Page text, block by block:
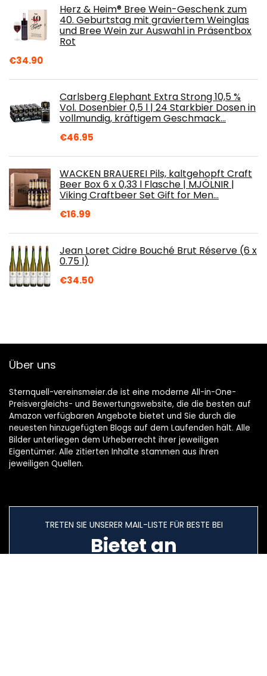
Herz & Heim® Bree Wein-Geschenk zum
40. Geburtstag mit graviertem Weinglas
und Bree Wein zur Auswahl in Präsentbox
Rot
€34.90
Carlsberg Elephant Extra Strong 10,5 %
Vol. Dosenbier 0,5 l | 24 Starkbier Dosen in
vollmundig, kräftigem Geschmack…
€46.95
WACKEN BRAUEREI Pils, kaltgehopft Craft
Beer Box 6 x 0,33 l Flasche | MJÖLNIR |
Viking Craftbeer Set Gift for Men…
€16.99
Jean Loret Cidre Bouché Brut Réserve (6 x
0.75 l)
€34.50
Über uns
Sternquell-vereinsmeier.de ist eine moderne All-in-One-
Preisvergleichs- und Bewertungswebsite, die die besten auf
Amazon verfügbaren Angebote bietet und Sie durch die
neuesten hinzugefügten Blogs auf dem Laufenden hält. Alle
Bilder unterliegen dem Urheberrecht ihrer jeweiligen
Eigentümer. Alle zitierten Inhalte stammen aus ihren
jeweiligen Quellen.
TRETEN SIE UNSERER MAIL-LISTE FÜR BESTE BEI
Bietet an